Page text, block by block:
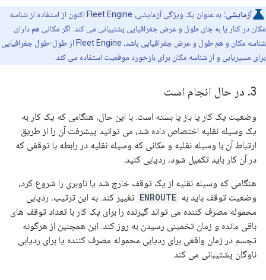
آزمایشی:
به عنوان یک ویژگی آزمایشی، Fleet Engine اکنون از استفاده از شناسه
مکان در کنار یا به جای طول و عرض جغرافیایی پشتیبانی می کند. اگر مکانی هم دارای
شناسه مکان و هم طول و عرض جغرافیایی باشد، Fleet Engine از طول-طول جغرافیایی
برای مسیریابی و از شناسه مکان برای بازخورد موقعیت استفاده می کند.
3
. در حال انجام است
وضعیت یک کار یا باز یا بسته است. با این حال، هنگامی که یک کار به
یک وسیله نقلیه اختصاص داده شد، می توانید پیشرفت آن را از طریق
ارتباط آن با وسیله نقلیه و مکانی که وسیله نقلیه در رابطه با توقفی که
در آن کار باید تکمیل شود، ردیابی کنید.
هنگامی که وسیله نقلیه از یک توقف خارج شد یا ناوبری را شروع کرد،
وضعیت توقف باید به ENROUTE تغییر کند. به این ترتیب، ردیابی
محموله مصرف کننده می تواند گیرنده را برای یک کار با تعداد توقف های
باقی مانده و زمان تخمینی رسیدن به روز کند. این همچنین از هرگونه
تجسم در زمان واقعی برای ردیابی محموله مصرف کننده یا برای ردیابی
ناوگان پشتیبانی می کند.